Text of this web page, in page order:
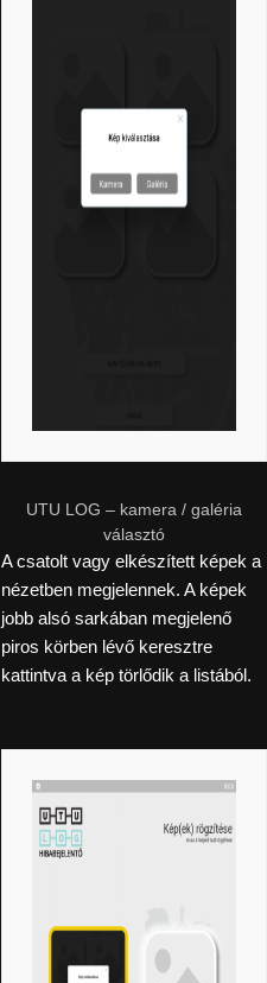
UTU LOG – kamera / galéria
választó
A csatolt vagy elkészített képek a
nézetben megjelennek. A képek
jobb alsó sarkában megjelenő
piros körben lévő keresztre
kattintva a kép törlődik a listából.